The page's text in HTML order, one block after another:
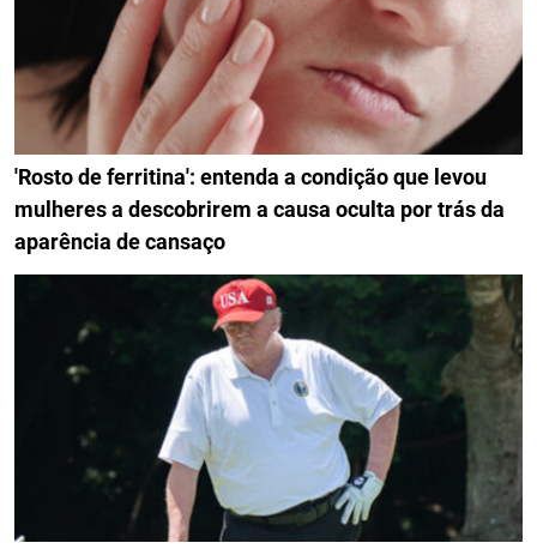
'Rosto de ferritina': entenda a condição que levou
mulheres a descobrirem a causa oculta por trás da
aparência de cansaço